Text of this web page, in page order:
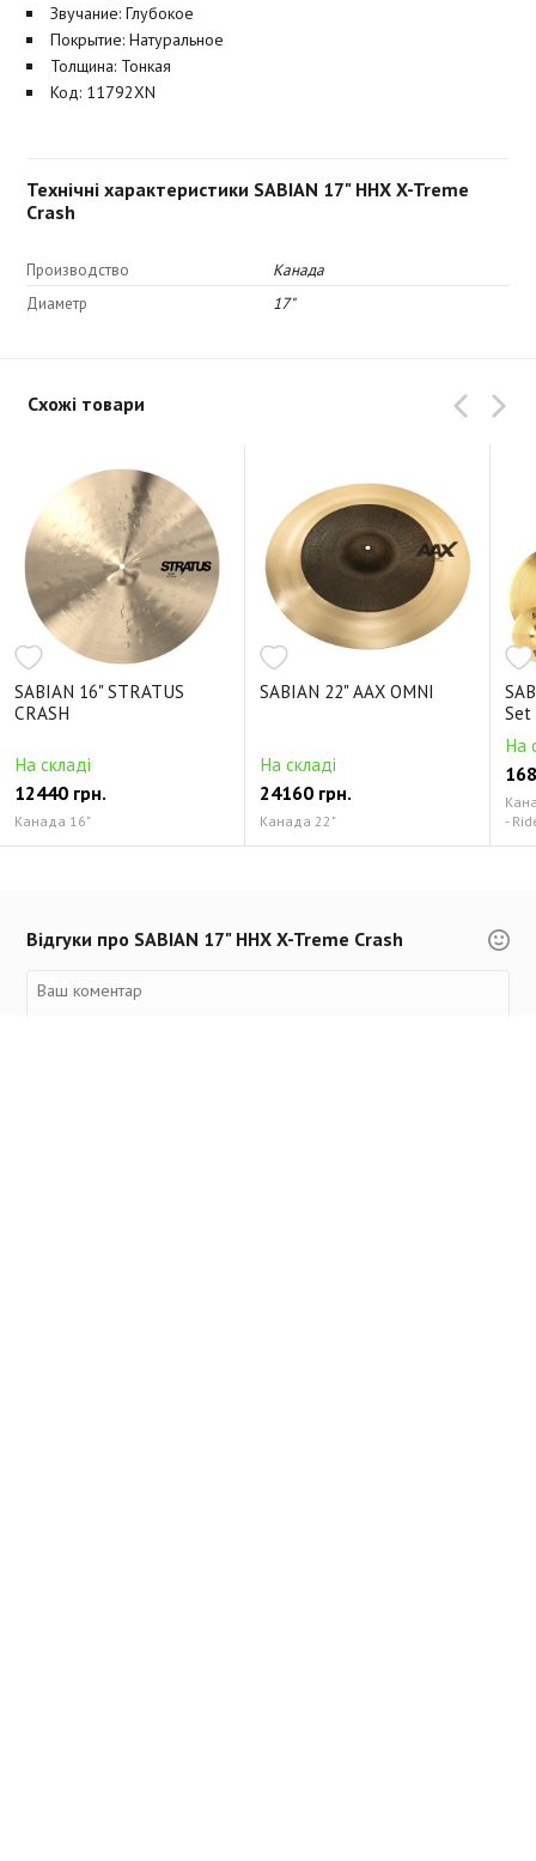
Звучание: Глубокое
Покрытие: Натуральное
Толщина: Тонкая
Код: 11792XN
Технічні характеристики SABIAN 17" HHX X-Treme
Crash
Производство
Канада
Диаметр
17"
Схожі товари
SABIAN 16" STRATUS
CRASH
На складі
12440 грн.
Канада 16"
SABIAN 22" AAX OMNI
На складі
24160 грн.
Канада 22"
Set
На
-
Відгуки про SABIAN 17" HHX X-Treme Crash